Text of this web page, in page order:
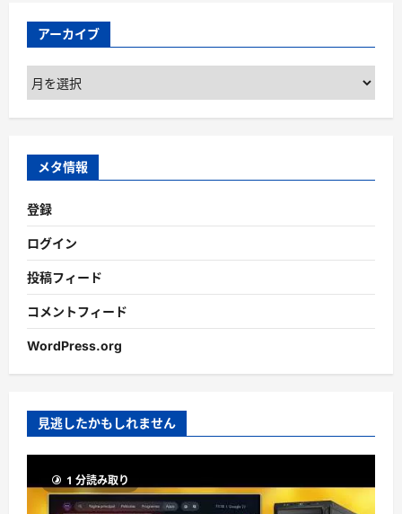
アーカイブ
ア
ー
カ
ブ
メタ情報
登録
ログイン
投稿フィード
コメントフィード
WordPress.org
見逃したかもしれません
1 分読み取り